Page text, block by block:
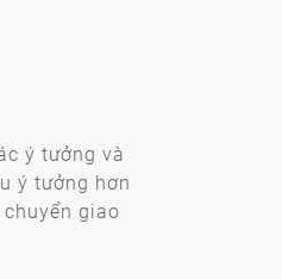
ý tưởng và
ý tưởng hơn
giao